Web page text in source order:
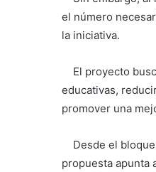
el número
la iniciativa.
El proyecto
educativas,
promover una
Desde el bloque
propuesta apunta